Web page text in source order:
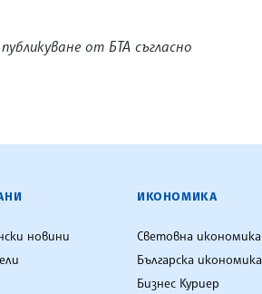
от БТА съгласно
новини
ИКОНОМИКА
Световна икономика
Българска икономика
Бизнес Куриер